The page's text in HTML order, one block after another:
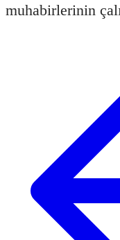
muhabirlerinin